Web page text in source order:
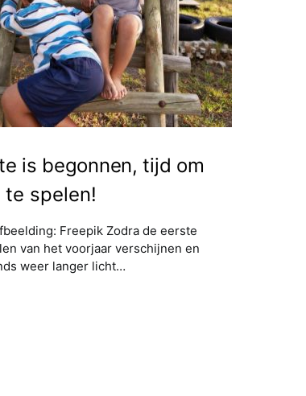
is begonnen, tijd om
te spelen!
Freepik Zodra de eerste
van het voorjaar verschijnen en
weer langer licht…